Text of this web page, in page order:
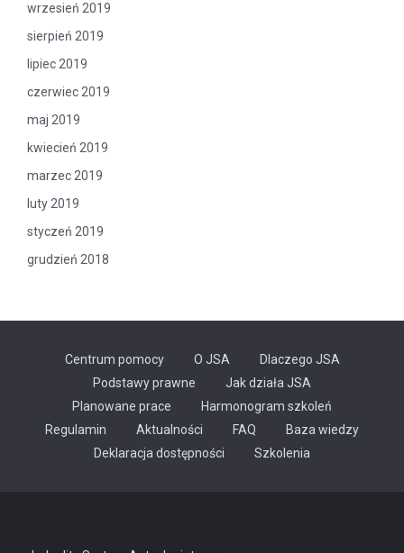
wrzesień 2019
sierpień 2019
lipiec 2019
czerwiec 2019
maj 2019
kwiecień 2019
marzec 2019
luty 2019
styczeń 2019
grudzień 2018
Centrum pomocy O JSA
Dlaczego JSA
Podstawy prawne
Jak działa JSA
Planowane prace
Harmonogram szkoleń
Regulamin
Aktualności FAQ
Baza wiedzy
Deklaracja dostępności
Szkolenia